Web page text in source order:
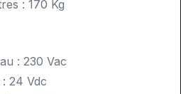
: 170 Kg
: 230 Vac
24 Vdc